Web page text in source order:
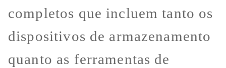
completos que incluem tanto os
dispositivos de armazenamento
quanto as ferramentas de